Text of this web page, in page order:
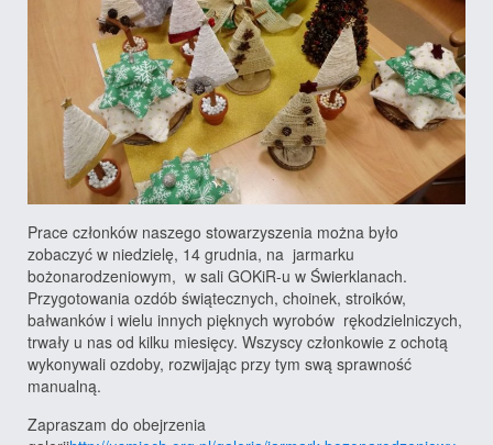
Prace członków naszego stowarzyszenia można było
zobaczyć w niedzielę, 14 grudnia, na jarmarku
bożonarodzeniowym, w sali GOKiR-u w Świerklanach.
Przygotowania ozdób świątecznych, choinek, stroików,
bałwanków i wielu innych pięknych wyrobów rękodzielniczych,
trwały u nas od kilku miesięcy. Wszyscy członkowie z ochotą
wykonywali ozdoby, rozwijając przy tym swą sprawność
manualną.
Zapraszam do obejrzenia